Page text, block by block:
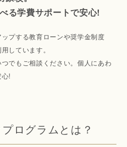
る学費サポートで安心!
プする教育ローンや奨学金制度
しています。
でもご相談ください。個人にあわ
!
ログラムとは？